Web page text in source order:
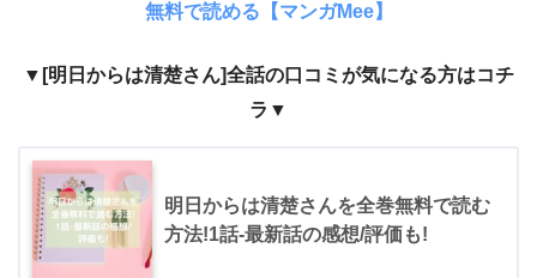
無料で読める【マンガMee】
▼[明日からは清楚さん]全話の口コミが気になる方はコチ
ラ▼
明日からは清楚さんを全巻無料で読む
方法!1話-最新話の感想/評価も!